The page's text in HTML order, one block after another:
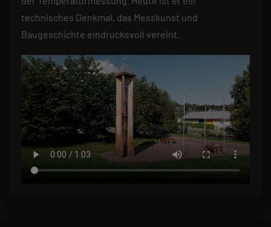
technisches Denkmal, das Messkunst und
Baugeschichte eindrucksvoll vereint.